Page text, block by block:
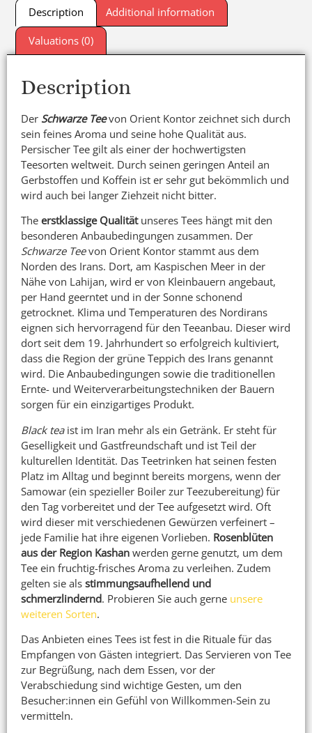
Description Additional information
Valuations (0)
Description
Der Schwarze Teevon Orient Kontor zeichnet sich durch
sein feines Aroma und seine hohe Qualität aus.
Persischer Tee gilt als einer der hochwertigsten
Teesorten weltweit. Durch seinen geringen Anteil an
Gerbstoffen und Koffein ist er sehr gut bekömmlich und
wird auch bei langer Ziehzeit nicht bitter.
The erstklassige Qualitätunseres Tees hängt mit den
besonderen Anbaubedingungen zusammen. Der
Schwarze Teevon Orient Kontor stammt aus dem
Norden des Irans. Dort, am Kaspischen Meer in der
Nähe von Lahijan, wird er von Kleinbauern angebaut,
per Hand geerntet und in der Sonne schonend
getrocknet. Klima und Temperaturen des Nordirans
eignen sich hervorragend für den Teeanbau. Dieser wird
dort seit dem 19. Jahrhundert so erfolgreich kultiviert,
dass die Region der grüne Teppich des Irans genannt
wird. Die Anbaubedingungen sowie die traditionellen
Ernte- und Weiterverarbeitungstechniken der Bauern
sorgen für ein einzigartiges Produkt.
Black teaist im Iran mehr als ein Getränk. Er steht für
Geselligkeit und Gastfreundschaft und ist Teil der
kulturellen Identität. Das Teetrinken hat seinen festen
Platz im Alltag und beginnt bereits morgens, wenn der
Samowar (ein spezieller Boiler zur Teezubereitung) für
den Tag vorbereitet und der Tee aufgesetzt wird. Oft
wird dieser mit verschiedenen Gewürzen verfeinert –
jede Familie hat ihre eigenen Vorlieben. Rosenblüten
aus der Region Kashan werden gerne genutzt, um dem
Tee ein fruchtig-frisches Aroma zu verleihen. Zudem
gelten sie als stimmungsaufhellend und
schmerzlindernd. Probieren Sie auch gerne unsere
weiteren Sorten.
Das Anbieten eines Tees ist fest in die Rituale für das
Empfangen von Gästen integriert. Das Servieren von Tee
zur Begrüßung, nach dem Essen, vor der
Verabschiedung sind wichtige Gesten, um den
Besucher:innen ein Gefühl von Willkommen-Sein zu
vermitteln.